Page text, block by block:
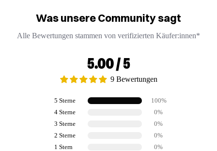
Was unsere Community sagt
Alle Bewertungen stammen von verifizierten Käufer:innen*
5.00 / 5
9 Bewertungen
5 Sterne
100%
4 Sterne
0%
3 Sterne
0%
2 Sterne
0%
1 Stern
0%